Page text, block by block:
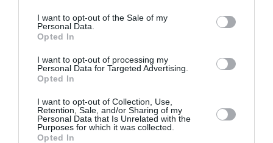
I want to opt-out of the Sale of my
Personal Data.
Opted In
I want to opt-out of processing my
Personal Data for Targeted Advertising.
Opted In
I want to opt-out of Collection, Use,
Retention, Sale, and/or Sharing of my
Personal Data that Is Unrelated with the
Purposes for which it was collected.
Opted In
O «Οιδίποδας» του
Ρόμπερτ Άικ ξανά
στη Στέγη – Με τους
Νίκο Κουρή & Μαρία
Κεχαγιόγλου
Αυτοκράτειρα του
Βυζαντίου: Η νέα
ελληνική όπερα του
Θεόδωρου Στάθη